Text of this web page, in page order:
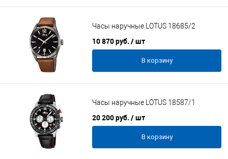
Часы наручные LOTUS 18685/2
10 870 руб. / шт
В корзину
Часы наручные LOTUS 18587/1
20 200 руб. / шт
В корзину